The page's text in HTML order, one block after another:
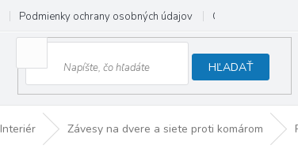
Podmienky ochrany osobných údajov Odstúpenie od
HĽADAŤ
Interiér Závesy na dvere a siete proti komárom